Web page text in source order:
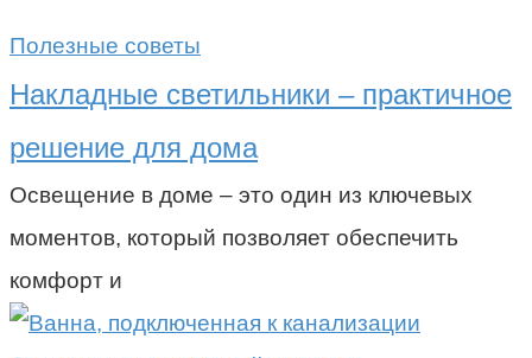
Полезные советы
Накладные светильники – практичное
решение для дома
Освещение в доме – это один из ключевых
моментов, который позволяет обеспечить
комфорт и